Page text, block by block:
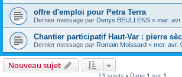
offre d'emploi pour Petra Terra
Dernier message par Denys BEULLENS « mar.
Chantier participatif Haut-Var : pierre
Dernier message par Romain Moissard « mer. avr.
Nouveau sujet